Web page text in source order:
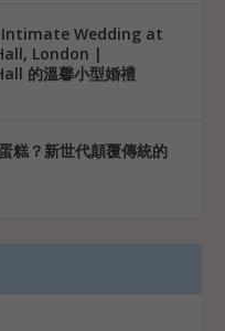
Intimate Wedding at
London |
的溫馨小型婚禮
糕？新世代顛覆傳統的